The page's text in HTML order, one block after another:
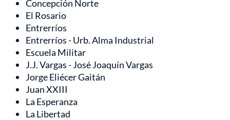
Concepción Norte
El Rosario
Entrerríos
Entrerríos - Urb. Alma Industrial
Escuela Militar
J.J. Vargas - José Joaquín Vargas
Jorge Eliécer Gaitán
Juan XXIII
La Esperanza
La Libertad